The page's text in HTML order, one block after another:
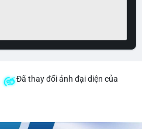
Đã thay đổi ảnh đại diện của